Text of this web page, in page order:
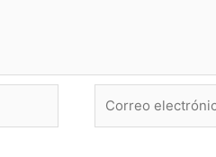
electrónico*